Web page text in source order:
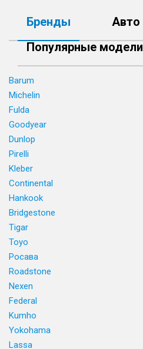
Бренды
Авто
Популярные модели
Barum
Michelin
Fulda
Goodyear
Dunlop
Pirelli
Kleber
Continental
Hankook
Bridgestone
Tigar
Toyo
Росава
Roadstone
Nexen
Federal
Kumho
Yokohama
Lassa